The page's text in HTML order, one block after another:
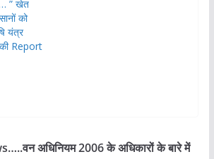
” खेत
को
यंत्र
की Report
अधिनियम 2006 के अधिकारों के बारे में